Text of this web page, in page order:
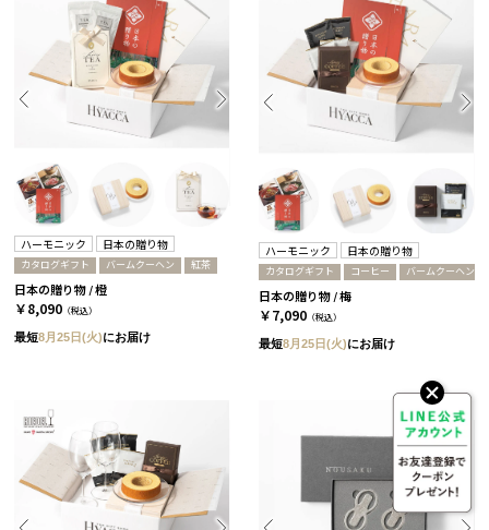
ハーモニック 日本の贈り物
カタログギフト バームクーヘン 紅茶
日本の贈り物 / 橙
￥8,090 （税込）
最短8月25日(火)にお届け
ハーモニック 日本の贈り物
カタログギフト コーヒー バームクーヘン
日本の贈り物 / 梅
￥7,090 （税込）
最短8月25日(火)にお届け